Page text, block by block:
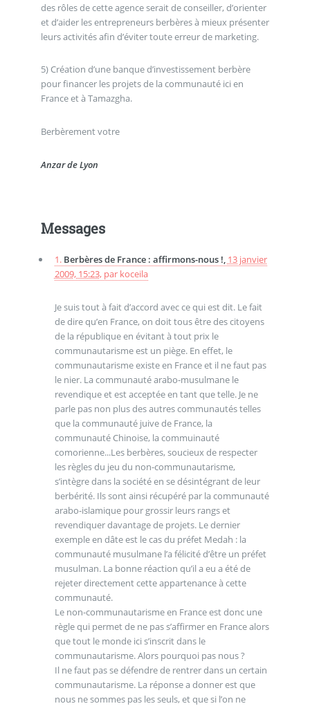
des rôles de cette agence serait de conseiller, d’orienter
et d’aider les entrepreneurs berbères à mieux présenter
leurs activités afin d’éviter toute erreur de marketing.
5) Création d’une banque d’investissement berbère
pour financer les projets de la communauté ici en
France et à Tamazgha.
Berbèrement votre
Anzar de Lyon
Messages
1. Berbères de France : affirmons-nous !, 13 janvier
2009, 15:23, par koceila
Je suis tout à fait d’accord avec ce qui est dit. Le fait
de dire qu’en France, on doit tous être des citoyens
de la république en évitant à tout prix le
communautarisme est un piège. En effet, le
communautarisme existe en France et il ne faut pas
le nier. La communauté arabo-musulmane le
revendique et est acceptée en tant que telle. Je ne
parle pas non plus des autres communautés telles
que la communauté juive de France, la
communauté Chinoise, la commuinauté
comorienne...Les berbères, soucieux de respecter
les règles du jeu du non-communautarisme,
s’intègre dans la société en se désintégrant de leur
berbérité. Ils sont ainsi récupéré par la communauté
arabo-islamique pour grossir leurs rangs et
revendiquer davantage de projets. Le dernier
exemple en dâte est le cas du préfet Medah : la
communauté musulmane l’a félicité d’être un préfet
musulman. La bonne réaction qu’il a eu a été de
rejeter directement cette appartenance à cette
communauté.
Le non-communautarisme en France est donc une
règle qui permet de ne pas s’affirmer en France alors
que tout le monde ici s’inscrit dans le
communautarisme. Alors pourquoi pas nous ?
Il ne faut pas se défendre de rentrer dans un certain
communautarisme. La réponse a donner est que
nous ne sommes pas les seuls, et que si l’on ne